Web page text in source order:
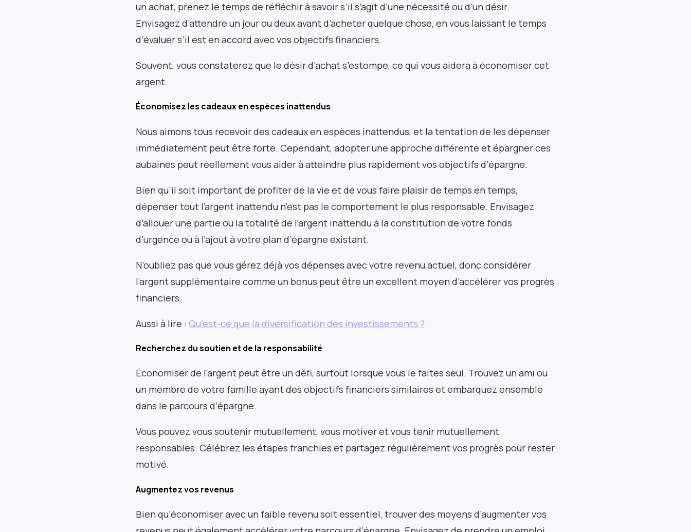
un achat, prenez le temps de réfléchir à savoir s’il s’agit d’une nécessité ou d’un désir.
Envisagez d’attendre un jour ou deux avant d’acheter quelque chose, en vous laissant le temps
d’évaluer s’il est en accord avec vos objectifs financiers.
Souvent, vous constaterez que le désir d’achat s’estompe, ce qui vous aidera à économiser cet
argent.
Économisez les cadeaux en espèces inattendus
Nous aimons tous recevoir des cadeaux en espèces inattendus, et la tentation de les dépenser
immédiatement peut être forte. Cependant, adopter une approche différente et épargner ces
aubaines peut réellement vous aider à atteindre plus rapidement vos objectifs d’épargne.
Bien qu’il soit important de profiter de la vie et de vous faire plaisir de temps en temps,
dépenser tout l’argent inattendu n’est pas le comportement le plus responsable. Envisagez
d’allouer une partie ou la totalité de l’argent inattendu à la constitution de votre fonds
d’urgence ou à l’ajout à votre plan d’épargne existant.
N’oubliez pas que vous gérez déjà vos dépenses avec votre revenu actuel, donc considérer
l’argent supplémentaire comme un bonus peut être un excellent moyen d’accélérer vos progrès
financiers.
Aussi à lire : Qu’est-ce que la diversification des investissements ?
Recherchez du soutien et de la responsabilité
Économiser de l’argent peut être un défi, surtout lorsque vous le faites seul. Trouvez un ami ou
un membre de votre famille ayant des objectifs financiers similaires et embarquez ensemble
dans le parcours d’épargne.
Vous pouvez vous soutenir mutuellement, vous motiver et vous tenir mutuellement
responsables. Célébrez les étapes franchies et partagez régulièrement vos progrès pour rester
motivé.
Augmentez vos revenus
Bien qu’économiser avec un faible revenu soit essentiel, trouver des moyens d’augmenter vos
Adresse e-mail